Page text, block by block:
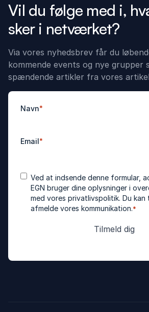
Vil du følge med i,
sker i netværket?
Via vores nyhedsbrev får du
kommende events og nye grupper
spændende artikler fra vores
Navn*
Email*
Accepter
betingelser
*
Ved at indsende denne formular,
EGN bruger dine oplysninger i
med vores privatlivspolitik. Du
afmelde vores kommunikation.*